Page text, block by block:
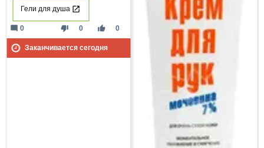
Гели для душа
thumb_down 0 thumb_up 0
mode_comment 0
Заканчивается сегодня